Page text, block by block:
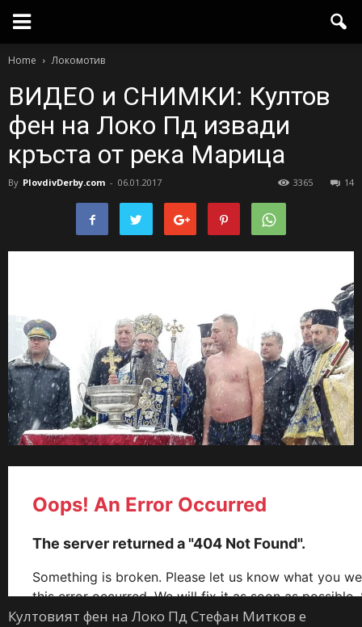
Home Локомотив
ВИДЕО и СНИМКИ: Култов
фен на Локо Пд извади
кръста от река Марица
By PlovdivDerby.com - 06.01.2017 14
3365
Култовият фен на Локо Пд Стефан Митков е